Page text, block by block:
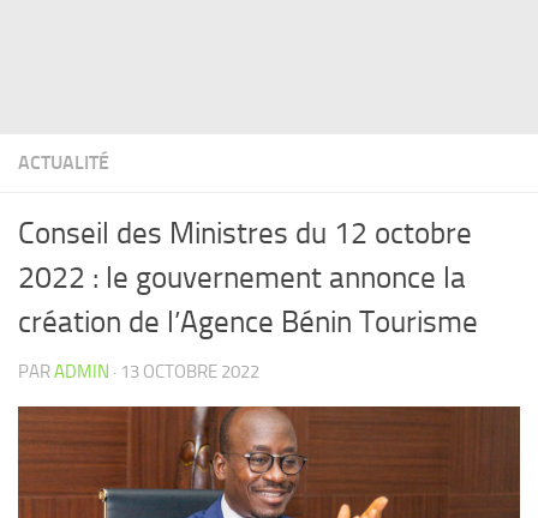
ACTUALITÉ
Conseil des Ministres du 12 octobre
2022 : le gouvernement annonce la
création de l’Agence Bénin Tourisme
PARADMIN · 13 OCTOBRE 2022